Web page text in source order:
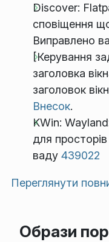
Discover:
сповіщення
Виправлено
[Керування
заголовка
заголовок
Внесок.
KWin:
для просторів
ваду 439022
Переглянути
Образи